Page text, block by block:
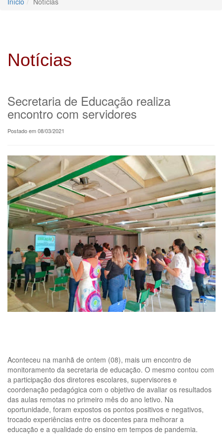
Notícias
Secretaria de Educação realiza
encontro com servidores
Postado em 08/03/2021
Aconteceu na manhã de ontem (08), mais um encontro de
monitoramento da secretaria de educação. O mesmo contou com
a participação dos diretores escolares, supervisores e
coordenação pedagógica com o objetivo de avaliar os resultados
das aulas remotas no primeiro mês do ano letivo. Na
oportunidade, foram expostos os pontos positivos e negativos,
trocado experiências entre os docentes para melhorar a
educação e a qualidade do ensino em tempos de pandemia.